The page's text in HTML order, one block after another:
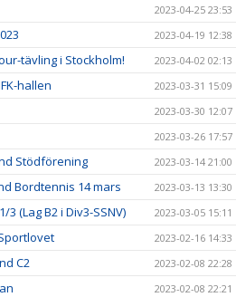
2023-04-25 23:53
2023-04-19 12:38
tävling i Stockholm! 2023-04-02 02:13
hallen 2023-03-31 15:09
2023-03-30 12:07
2023-03-26 17:57
Stödförening 2023-03-14 21:00
Bordtennis 14 mars 2023-03-13 13:30
(Lag B2 i Div3-SSNV) 2023-03-05 15:11
2023-02-16 14:33
C2 2023-02-08 22:28
2023-02-08 22:21